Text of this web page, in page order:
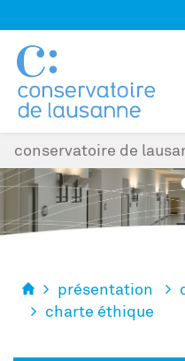
conservatoire de
présentation
charte éthique